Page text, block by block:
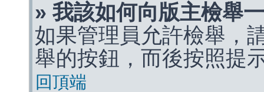
» 我該如何向版主檢舉
如果管理員允許檢舉，
舉的按鈕，而後按照提
回頂端